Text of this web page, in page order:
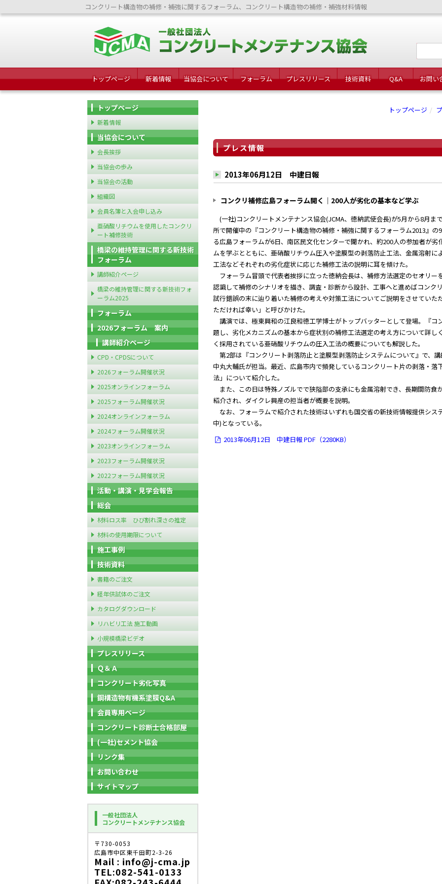
コンクリート構造物の補修・補強に関するフォーラム、コンクリート構造物の補修・補強材料情報
トップページ 新着情報 当協会について フォーラム プレスリリース 技術資料 Q&A お問い
トップページ
プレス情報
2013年06月12日 中建日報
コンクリ補修広島フォーラム開く｜200人が劣化の基本など学ぶ
(一社)コンクリートメンテナンス協会(JCMA、徳納武使会長)が5月から8月ま
所で開催中の『コンクリート構造物の補修・補強に関するフォーラム2013』の
る広島フォーラムが6日、南区民文化センターで聞かれ、約200人の参加者が劣
ムを学ぶとともに、亜硝酸リチウム圧入や塗膜型の剥落防止工法、金属溶射に
工法などそれぞれの劣化症状に応じた補修工法の説明に耳を傾けた。
フォーラム冒頭で代表者挨拶に立った徳納会長は、補修方法選定のセオリー
認識して補修のシナリオを描き、調査・診断から設計、工事へと進めばコンク
試行錯誤の末に辿り着いた補修の考えや対策工法についてご説明をさせていた
ただければ幸い」と呼びかけた。
講演では、極東興和の江良和徳工学博士がトップバッターとして登場。『コ
題し、劣化メカニズムの基本から症状別の補修工法選定の考え方について詳
く採用されている亜硝酸リチウムの圧入工法の概要についても解説した。
第2部は『コンクリート剥落防止と塗膜型剥落防止システムについて』で、
中丸大輔氏が担当。最近、広島市内で頻発しているコンクリート片の剥落・
法」について紹介した。
また、この日は特殊ノズルでで狭隘部の支承にも金属溶射でき、長期間防食
紹介され、ダイクレ興産の担当者が概要を説明。
なお、フォーラムで紹介された技術はいずれも国交省の新技術情報提供シス
中)となっている。
2013年06月12日 中建日報 PDF（2280KB）
トップページ
新着情報
当協会について
会長挨拶
当協会の歩み
当協会の活動
組織図
会員名簿と入会申し込み
亜硝酸リチウムを使用したコンクリ
ート補修技術
橋梁の維持管理に関する新技術
フォーラム
講師紹介ページ
橋梁の維持管理に関する新技術フォ
ーラム2025
フォーラム
2026フォーラム 案内
講師紹介ページ
CPD・CPDSについて
2026フォーラム開催状況
2025オンラインフォーラム
2025フォーラム開催状況
2024オンラインフォーラム
2024フォーラム開催状況
2023オンラインフォーラム
2023フォーラム開催状況
2022フォーラム開催状況
活動・講演・見学会報告
総会
材料ロス率 ひび割れ深さの推定
材料の使用期限について
施工事例
技術資料
書籍のご注文
経年供試体のご注文
カタログダウンロード
リハビリ工法 施工動画
小規模橋梁ビデオ
プレスリリース
Ｑ＆Ａ
コンクリート劣化写真
鋼構造物有機系塗膜Q&A
会員専用ページ
コンクリート診断士合格部屋
(一社)セメント協会
リンク集
お問い合わせ
サイトマップ
一般社団法人
コンクリートメンテナンス協会
〒730-0053
広島市中区東千田町2-3-26
Mail : info@j-cma.jp
TEL:082-541-0133